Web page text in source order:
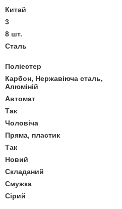
Китай
3
8 шт.
Сталь
Поліестер
Карбон, Нержавіюча сталь,
Алюміній
Автомат
Так
Чоловіча
Пряма, пластик
Так
Новий
Складаний
Смужка
Сірий